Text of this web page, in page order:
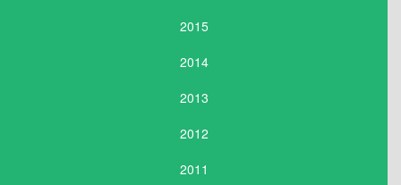
2015
2014
2013
2012
2011